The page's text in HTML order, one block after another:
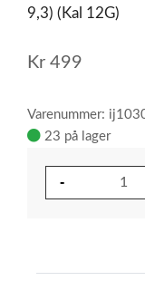
9,3) (Kal 12G)
Kr 499
Varenummer:
23 på lager